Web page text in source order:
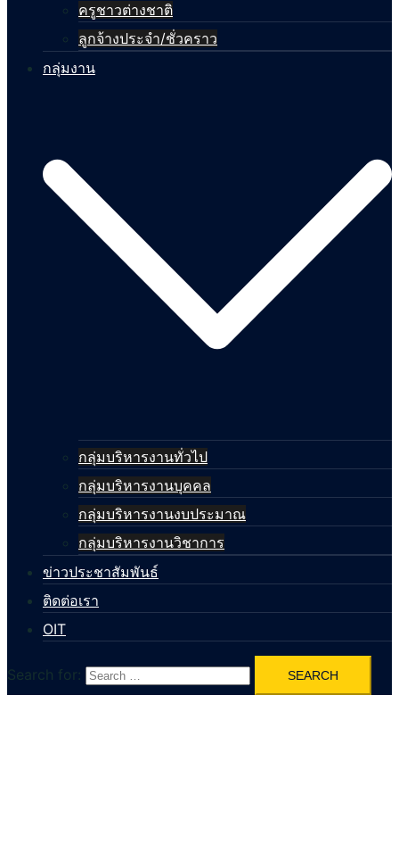
ครูชาวต่างชาติ
ลูกจ้างประจำ/ชั่วคราว
กลุ่มงาน
กลุ่มบริหารงานทั่วไป
กลุ่มบริหารงานบุคคล
กลุ่มบริหารงานงบประมาณ
กลุ่มบริหารงานวิชาการ
ข่าวประชาสัมพันธ์
ติดต่อเรา
OIT
Search for: